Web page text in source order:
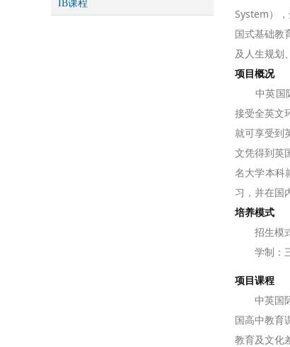
System）
国式基础教
及人生规划
项目概况
中英国际
接受全英文
就可享受到
文凭得到英
名大学本科
习，并在国
培养模式
招生模式
学制：
项目课程
中英国际
国高中教育
教育及文化
IB课程